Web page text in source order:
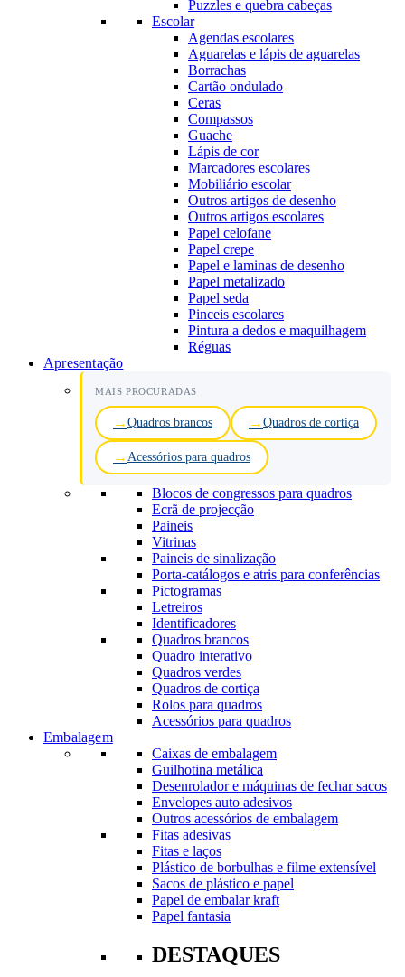
Puzzles e quebra cabeças
Escolar
Agendas escolares
Aguarelas e lápis de aguarelas
Borrachas
Cartão ondulado
Ceras
Compassos
Guache
Lápis de cor
Marcadores escolares
Mobiliário escolar
Outros artigos de desenho
Outros artigos escolares
Papel celofane
Papel crepe
Papel e laminas de desenho
Papel metalizado
Papel seda
Pinceis escolares
Pintura a dedos e maquilhagem
Réguas
Apresentação
MAIS PROCURADAS
Quadros brancos Quadros de cortiça
Acessórios para quadros
Blocos de congressos para quadros
Ecrã de projecção
Paineis
Vitrinas
Paineis de sinalização
Porta-catálogos e atris para conferências
Pictogramas
Letreiros
Identificadores
Quadros brancos
Quadro interativo
Quadros verdes
Quadros de cortiça
Rolos para quadros
Acessórios para quadros
Embalagem
Caixas de embalagem
Guilhotina metálica
Desenrolador e máquinas de fechar sacos
Envelopes auto adesivos
Outros acessórios de embalagem
Fitas adesivas
Fitas e laços
Plástico de borbulhas e filme extensível
Sacos de plástico e papel
Papel de embalar kraft
Papel fantasia
DESTAQUES